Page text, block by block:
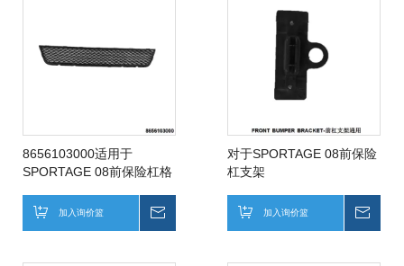
8656103000适用于
SPORTAGE 08前保险杠格
加入询价篮
对于SPORTAGE 08前保险
杠支架
加入询价篮